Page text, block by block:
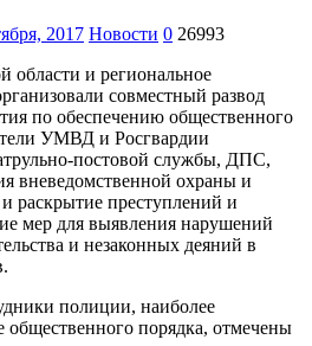
2017 Новости 0 26993
и региональное
совместный развод
по обеспечению общественного
УМВД и Росгвардии
постовой службы, ДПС,
вневедомственной охраны и
раскрытие преступлений и
мер для выявления нарушений
и незаконных деяний в
полиции, наиболее
общественного порядка, отмечены